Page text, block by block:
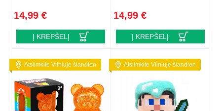
14,99 €
Į KREPŠELĮ
14,99 €
Į KREPŠELĮ
Atsiimkite Vilniuje šiandien Atsiimkite Vilniuje šiandien